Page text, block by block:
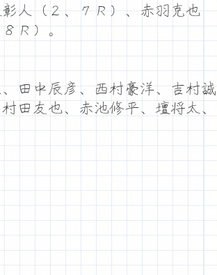
人（２、７Ｒ）、赤羽克也
Ｒ）。
田中辰彦、西村豪洋、吉村誠
田友也、赤池修平、壇将太、